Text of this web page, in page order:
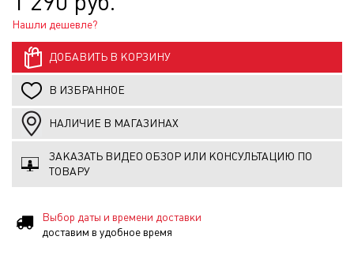
Нашли дешевле?
ДОБАВИТЬ В КОРЗИНУ
В ИЗБРАННОЕ
НАЛИЧИЕ В МАГАЗИНАХ
ЗАКАЗАТЬ ВИДЕО ОБЗОР ИЛИ КОНСУЛЬТАЦИЮ ПО
ТОВАРУ
Выбор даты и времени доставки
доставим в удобное время